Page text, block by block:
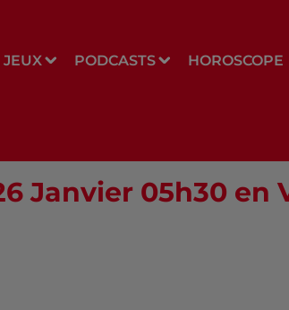
JEUX PODCASTS HOROSCOPE
Janvier 05h30 en